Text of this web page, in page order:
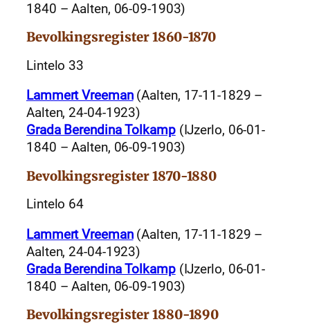
1840 – Aalten, 06-09-1903)
Bevolkingsregister 1860-1870
Lintelo 33
Lammert Vreeman(Aalten, 17-11-1829 –
Aalten, 24-04-1923)
Grada Berendina Tolkamp(IJzerlo, 06-01-
1840 – Aalten, 06-09-1903)
Bevolkingsregister 1870-1880
Lintelo 64
Lammert Vreeman(Aalten, 17-11-1829 –
Aalten, 24-04-1923)
Grada Berendina Tolkamp(IJzerlo, 06-01-
1840 – Aalten, 06-09-1903)
Bevolkingsregister 1880-1890